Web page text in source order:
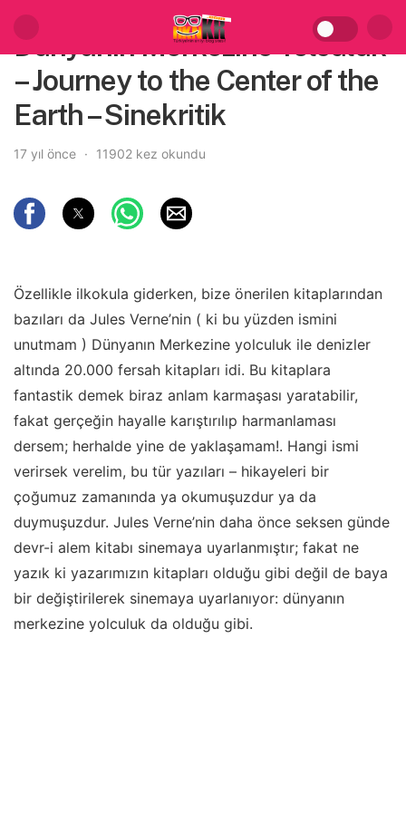
Dünyanın Merkezine Yolculuk
– Journey to the Center of the
Earth – Sinekritik
17 yıl önce 11902 kez okundu
Özellikle ilkokula giderken, bize önerilen kitaplarından
bazıları da Jules Verne’nin ( ki bu yüzden ismini
unutmam ) Dünyanın Merkezine yolculuk ile denizler
altında 20.000 fersah kitapları idi. Bu kitaplara
fantastik demek biraz anlam karmaşası yaratabilir,
fakat gerçeğin hayalle karıştırılıp harmanlaması
dersem; herhalde yine de yaklaşamam!. Hangi ismi
verirsek verelim, bu tür yazıları – hikayeleri bir
çoğumuz zamanında ya okumuşuzdur ya da
duymuşuzdur. Jules Verne’nin daha önce seksen günde
devr-i alem kitabı sinemaya uyarlanmıştır; fakat ne
yazık ki yazarımızın kitapları olduğu gibi değil de baya
bir değiştirilerek sinemaya uyarlanıyor: dünyanın
merkezine yolculuk da olduğu gibi.